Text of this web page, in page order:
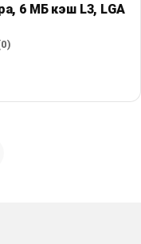
6 МБ кэш L3, LGA